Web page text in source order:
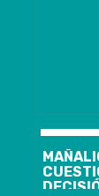
EL